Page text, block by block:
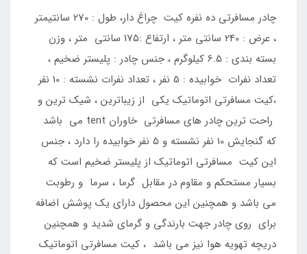
چادر مسافرتی ده نفره کیت چراغ دار، طول : 270 سانتیمتر
، عرض : 240 سانتی متر ، ارتفاع :175 سانتی متر ، وزن
بسته بندی : 6.5 کیلوگرم ، جنس چادر : پلیستر ضخیم ،
تعداد نفرات خوابیده : 5 نفر ، تعداد نفرات نشسته : 10 نفر
،کیت مسافرتی اتوماتیک یکی از زیباترین ، شیک ترین و
راحت ترین چادر های مسافرتی خاوران tent می باشد
که گنجایش 10 نفر نشسته و 5 نفر خوابیده را دارد ، جنس
این کیت مسافرتی اتوماتیک از پلیستر ضخیم است که
بسیار مستحکم و مقاوم در مقابل گرما ، سرما و رطوبت
می باشد و همچنین این محصول دارای یک پوشش اضافه
برای روی چادر جهت بارندگی و گرمای شدید و همچنین
دریچه تهویه هوا نیز می باشد ، کیت مسافرتی اتوماتیک